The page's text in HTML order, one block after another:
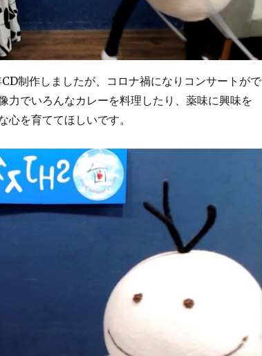
制作しましたが、コロナ禍になりコンサートがで
力でいろんなカレーを料理したり、薬味に興味を
心を育ててほしいです。